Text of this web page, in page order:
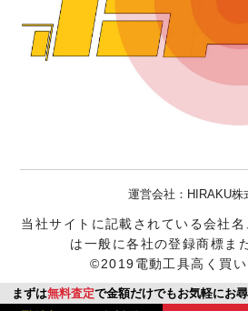
まずは無料査定で金額だけでもお気軽にお尋
運営会社： HIRAKU株
当社サイトに記載されている会社
は一般に各社の登録商標ま
©2019電動工具高く買